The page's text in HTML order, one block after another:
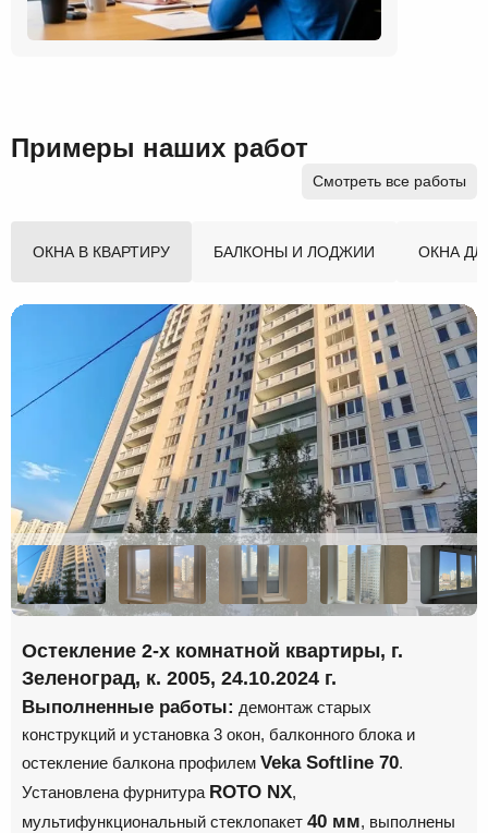
Примеры наших работ
Смотреть все работы
ОКНА В КВАРТИРУ БАЛКОНЫ И ЛОДЖИИ ОКНА
Остекление 2-х комнатной квартиры, г.
Зеленоград, к. 2005, 24.10.2024 г.
Выполненные работы: демонтаж старых
конструкций и установка 3 окон, балконного блока и
остекление балкона профилем Veka Softline 70.
Установлена фурнитура ROTO NX,
мультифункциональный стеклопакет 40 мм, выполнены